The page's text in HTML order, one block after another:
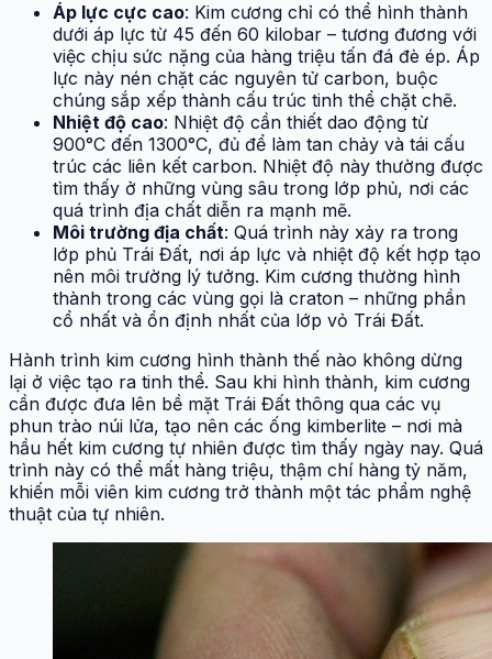
Áp lực cực cao: Kim cương chỉ có thể hình thành
dưới áp lực từ 45 đến 60 kilobar – tương đương với
việc chịu sức nặng của hàng triệu tấn đá đè ép. Áp
lực này nén chặt các nguyên tử carbon, buộc
chúng sắp xếp thành cấu trúc tinh thể chặt chẽ.
Nhiệt độ cao: Nhiệt độ cần thiết dao động từ
900°C đến 1300°C, đủ để làm tan chảy và tái cấu
trúc các liên kết carbon. Nhiệt độ này thường được
tìm thấy ở những vùng sâu trong lớp phủ, nơi các
quá trình địa chất diễn ra mạnh mẽ.
Môi trường địa chất: Quá trình này xảy ra trong
lớp phủ Trái Đất, nơi áp lực và nhiệt độ kết hợp tạo
nên môi trường lý tưởng. Kim cương thường hình
thành trong các vùng gọi là craton – những phần
cổ nhất và ổn định nhất của lớp vỏ Trái Đất.
Hành trình kim cương hình thành thế nào không dừng
lại ở việc tạo ra tinh thể. Sau khi hình thành, kim cương
cần được đưa lên bề mặt Trái Đất thông qua các vụ
phun trào núi lửa, tạo nên các ống kimberlite – nơi mà
hầu hết kim cương tự nhiên được tìm thấy ngày nay. Quá
trình này có thể mất hàng triệu, thậm chí hàng tỷ năm,
khiến mỗi viên kim cương trở thành một tác phẩm nghệ
thuật của tự nhiên.